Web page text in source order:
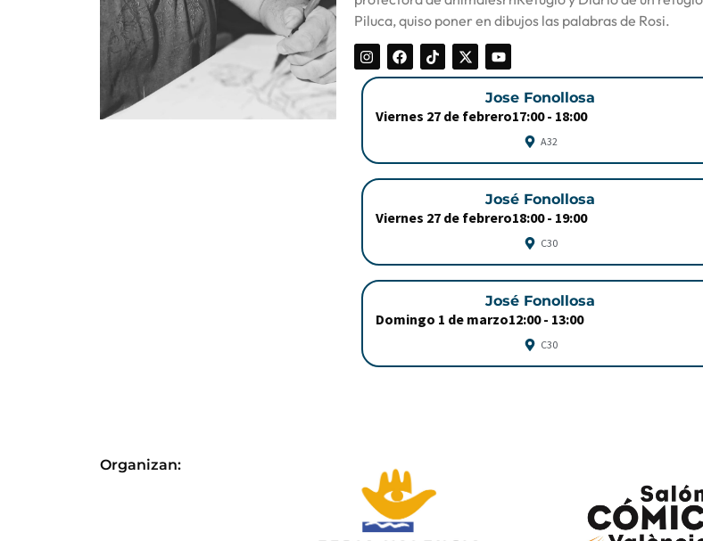
Piluca, quiso poner en dibujos las palabras de Rosi.
Jose Fonollosa
Viernes 27 de febrero17:00 - 18:00
A32
José Fonollosa
Viernes 27 de febrero18:00 - 19:00
C30
José Fonollosa
Domingo 1 de marzo12:00 - 13:00
C30
Organizan: